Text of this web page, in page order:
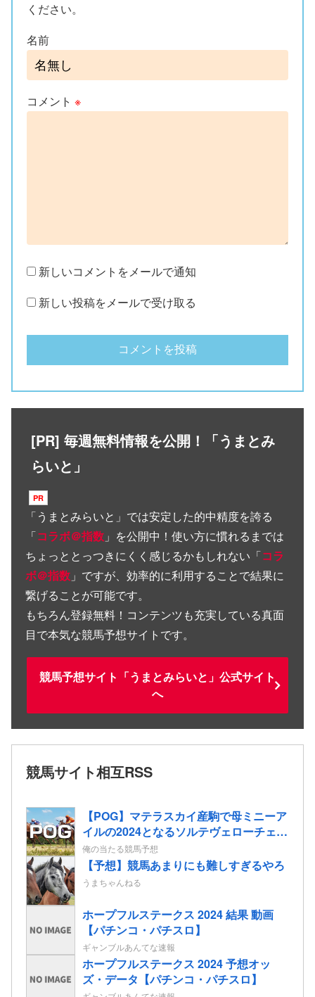
ください。
名前
コメント ※
新しいコメントをメールで通知
新しい投稿をメールで受け取る
[PR] 毎週無料情報を公開！「うまとみ
らいと」
「うまとみらいと 」では安定した的中精度を誇る
「コラボ＠指数 」を公開中！使い方に慣れるまでは
ちょっととっつきにくく感じるかもしれない「コラ
ボ＠指数 」ですが、効率的に利用することで結果に
繋げることが可能です。
もちろん登録無料！コンテンツも充実している真面
目で本気な競馬予想サイトです。
競馬予想サイト「うまとみらいと」公式サイト
へ
競馬サイト相互RSS
【POG】マテラスカイ産駒で母ミニーア
イルの2024となるソルテヴェローチェの
2歳情報
俺の当たる競馬予想
【予想】競馬あまりにも難しすぎるやろ
うまちゃんねる
ホープフルステークス 2024 結果 動画
【パチンコ・パチスロ】
ギャンブルあんてな速報
ホープフルステークス 2024 予想オッ
ズ・データ【パチンコ・パチスロ】